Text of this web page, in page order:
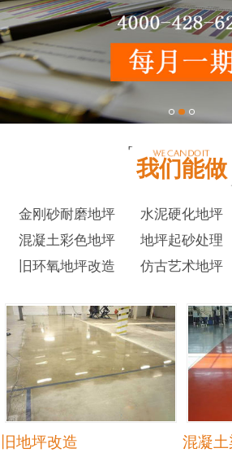
我们能做
金刚砂耐磨地坪 水泥硬化地坪
混凝土彩色地坪
地坪起砂处理
旧环氧地坪改造
仿古艺术地坪
旧地坪改造 混凝